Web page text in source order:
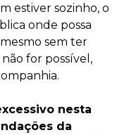
estiver sozinho, o
onde possa
sem ter
for possível,
nesta
da